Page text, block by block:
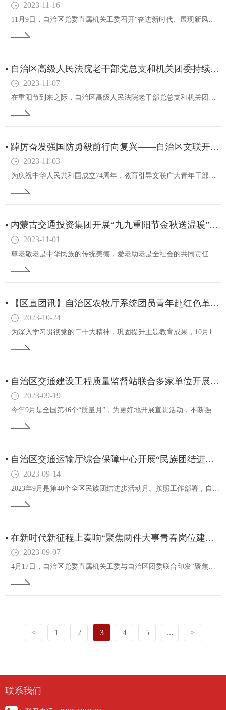
2023-11-16
11月9日，自治区党委直属机关工委召开“奋进新时代、展现新风采，争做实干担当的工委人”青年干部座谈会，自治区党委直属机关工委常务副书记孙艾芳同志出席并讲话，机关45岁以下青年干部参加会议。座谈会上，20名青年干部围绕会议主题，结合自身成长经…
▪ 自治区高级人民法院老干部党总支和机关团委持续开展“我为群众办实事”活动
2023-11-07
在重阳节到来之际，自治区高级人民法院老干部党总支和机关团委持续开展党建共建联建活动，真正把“我为群众办实事”抓在经常、融在日常、做在平常，为80岁以上老同志提供上门擦玻璃等家政服务，在关键的时间节点把院党组的关心关怀传递给老党员、老同志，用…
▪ 踔厉奋发强国防勇毅前行向复兴——自治区文联开展国防教育活动
2023-11-03
为庆祝中华人民共和国成立74周年，教育引导文联广大青年干部强化国防观念和忧患意识，10月19日，自治区文联机关党委、青年工作委员会组织青年干部赴呼和浩特市赛罕区人民武装部，开展“踔厉奋发强国防勇毅前行向复兴”国防教育活动。活动中，大家在讲解…
▪ 内蒙古交通投资集团开展“九九重阳节金秋送温暖”尊老敬老志愿服务活动
2023-11-01
尊老敬老是中华民族的传统美德，爱老助老是全社会的共同责任。重阳节来临之际，内蒙古交通投资集团与团结小区社区在社区党群服务中心联合开展“九九重阳节金秋送温暖”尊老敬老志愿服务活动。活动当天，来自集团10余名青年志愿者为老人们送去了特制的节日蛋…
▪ 【区直团讯】自治区农牧厅系统团员青年赴红色革命根据地开展爱国统一战线思想教育和志愿服务
2023-10-24
为深入学习贯彻党的二十大精神，巩固提升主题教育成果，10月14日，自治区农牧厅团委联合武川县农牧业技术推广中心党支部，赴武川县井儿沟革命根据地开展了爱国统一战线思想教育和志愿服务活动。武川县委宣传部胡利老师从中国共产党组建大青山抗日小分队到…
▪ 自治区交通建设工程质量监督站联合多家单位开展质量月主题党日活动
2023-09-19
今年9月是全国第46个“质量月”，为更好地开展宣贯活动，不断强化交通建设项目质量意识，15日上午自治区市场监督管理局质量发展局、法规处、登记注册局党支部，自治区交通运输厅建设管理处，自治区交通建设工程质量监督站党支部和内蒙古交通集团工程管理…
▪ 自治区交通运输厅综合保障中心开展“民族团结进步活动月”活动
2023-09-14
2023年9月是第40个全区民族团结进步活动月。按照工作部署，自治区交通运输厅综合保障中心以“感恩奋进跟党走，在全方位建设模范自治区上作示范”为主题开展了相关学习宣传活动。9月8日，该中心组织党员干部、青年学习理论小组和少数民族干部进行《内…
▪ 在新时代新征程上奏响“聚焦两件大事​青春岗位建功”的奋进强音
2023-09-07
4月17日，自治区党委直属机关工委与自治区团委联合印发“聚焦两件大事青春岗位建功”行动方案，推动学习贯彻习近平新时代中国特色社会主义思想主题教育在区直机关团员青年中入脑入心、走深走实。现将各单位开展的特色亮点做法编为简报发布，供区直机关各级…
< 1 2 3 4 5 ... >
联系我们